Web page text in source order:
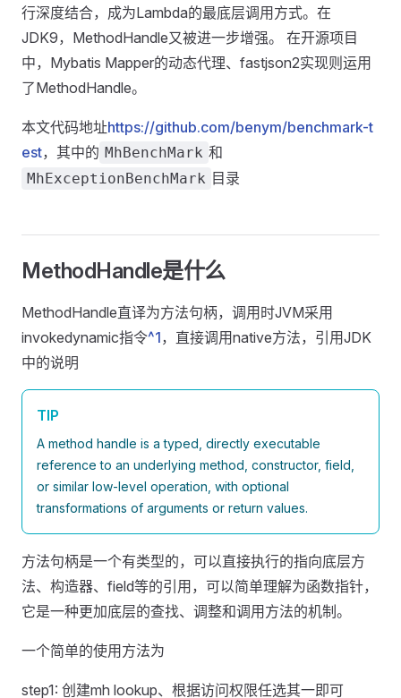
行深度结合，成为Lambda的最底层调用方式。在
JDK9，MethodHandle又被进一步增强。 在开源项目
中，Mybatis Mapper的动态代理、fastjson2实现则运用
了MethodHandle。
本文代码地址https://github.com/benym/benchmark-t
est，其中的 MhBenchMark 和
MhExceptionBenchMark 目录
MethodHandle是什么
MethodHandle直译为方法句柄，调用时JVM采用
invokedynamic指令^1，直接调用native方法，引用JDK
中的说明
TIP
A method handle is a typed, directly executable
reference to an underlying method, constructor, field,
or similar low-level operation, with optional
transformations of arguments or return values.
方法句柄是一个有类型的，可以直接执行的指向底层方
法、构造器、field等的引用，可以简单理解为函数指针，
它是一种更加底层的查找、调整和调用方法的机制。
一个简单的使用方法为
step1: 创建mh lookup、根据访问权限任选其一即可